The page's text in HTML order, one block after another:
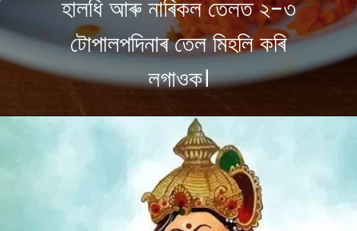
হালধি আৰু নাৰিকল তেলত ২-৩
টোপালপদিনাৰ তেল মিহলি কৰি
লগাওক।